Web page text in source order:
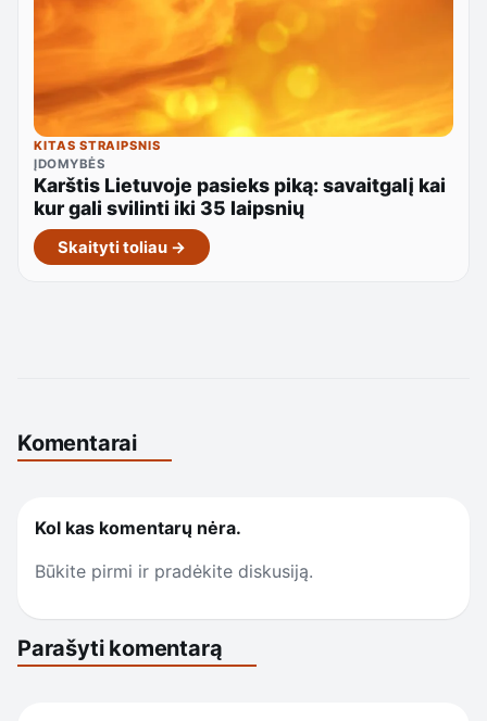
KITAS STRAIPSNIS
ĮDOMYBĖS
Karštis Lietuvoje pasieks piką: savaitgalį kai
kur gali svilinti iki 35 laipsnių
Skaityti toliau →
Komentarai
Kol kas komentarų nėra.
Būkite pirmi ir pradėkite diskusiją.
Parašyti komentarą